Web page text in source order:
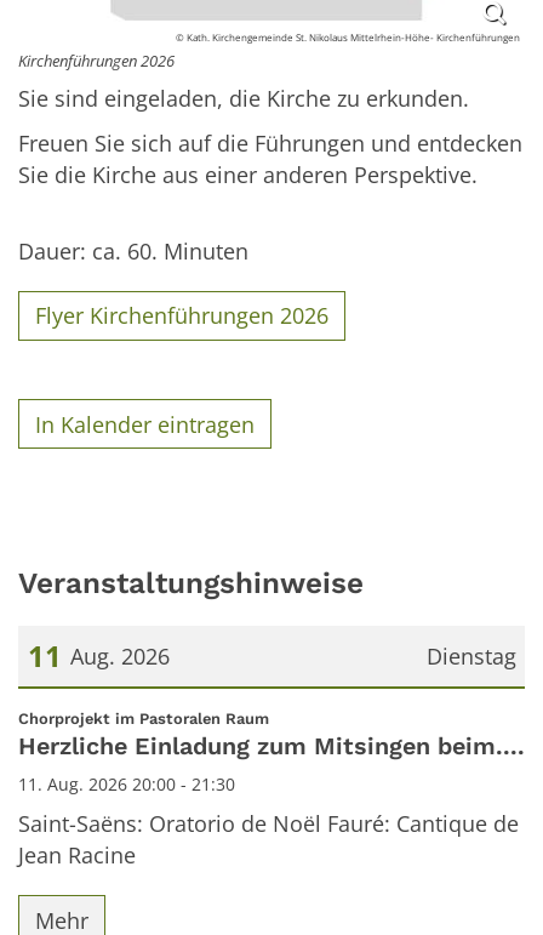
© Kath. Kirchengemeinde St. Nikolaus Mittelrhein-Höhe- Kirchenführungen
Kirchenführungen 2026
Sie sind eingeladen, die Kirche zu erkunden.
Freuen Sie sich auf die Führungen und entdecken
Sie die Kirche aus einer anderen Perspektive.
Dauer: ca. 60. Minuten
Flyer Kirchenführungen 2026
In Kalender eintragen
Veranstaltungshinweise
Dienstag
11 Aug. 2026
Datum: 11. August 2026
Chorprojekt im Pastoralen Raum:
Herzliche Einladung zum Mitsingen beim....
11. Aug. 2026 20:00 - 21:30
Saint-Saëns: Oratorio de Noël Fauré: Cantique de
Jean Racine
Mehr